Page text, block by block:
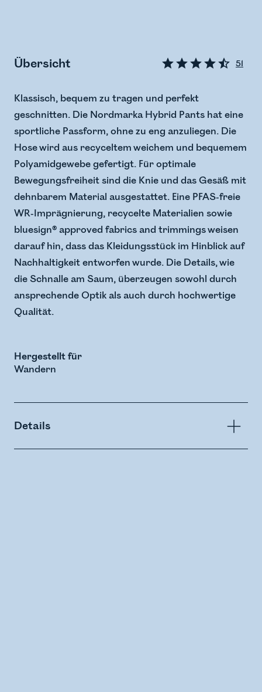
Übersicht 51
Klassisch, bequem zu tragen und perfekt
geschnitten. Die Nordmarka Hybrid Pants hat eine
sportliche Passform, ohne zu eng anzuliegen. Die
Hose wird aus recyceltem weichem und bequemem
Polyamidgewebe gefertigt. Für optimale
Bewegungsfreiheit sind die Knie und das Gesäß mit
dehnbarem Material ausgestattet. Eine PFAS-freie
WR-Imprägnierung, recycelte Materialien sowie
bluesign® approved fabrics and trimmings weisen
darauf hin, dass das Kleidungsstück im Hinblick auf
Nachhaltigkeit entworfen wurde. Die Details, wie
die Schnalle am Saum, überzeugen sowohl durch
ansprechende Optik als auch durch hochwertige
Qualität.
Hergestellt für
Wandern
Details